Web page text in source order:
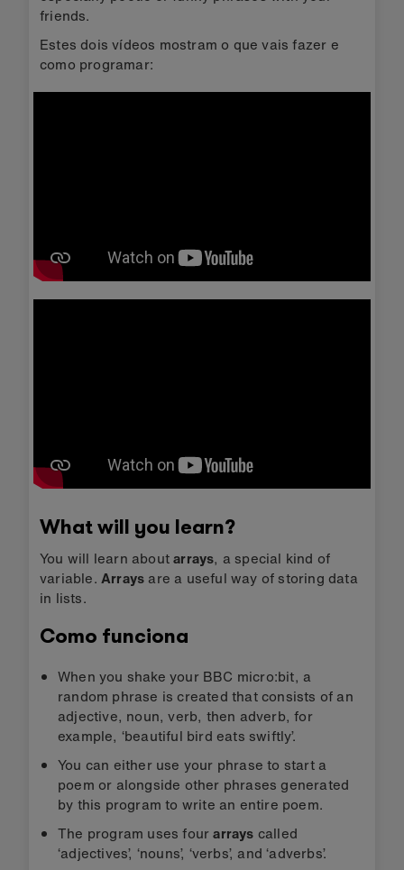
friends.
Estes dois vídeos mostram o que vais fazer e
como programar:
What will you learn?
You will learn aboutarrays, a special kind of
variable. Arrays are a useful way of storing data
in lists.
Como funciona
When you shake your BBC micro:bit, a
random phrase is created that consists of an
adjective, noun, verb, then adverb, for
example, ‘beautiful bird eats swiftly’.
You can either use your phrase to start a
poem or alongside other phrases generated
by this program to write an entire poem.
The program uses fourarrays called
‘adjectives’, ‘nouns’, ‘verbs’, and ‘adverbs’.